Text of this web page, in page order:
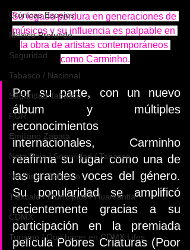
Crónicas Espejos
México Profundo
Seguridad
Tabasco / Nacional
Seguridad Tabasco
FGR
Emiliano Zapata
Nota Roja / Seguridad / Tabasco
`Análisis` `Tabasco`
Tlaxcala / Municipios / Huamantla
CDMX
Turismo / Qué hacer en CDMX Lifes
Su legado perdura en generaciones de
músicos y su influencia es palpable en
la obra de artistas contemporáneos
como Carminho.
Por su parte, con un nuevo
álbum y múltiples
reconocimientos
internacionales, Carminho
reafirma su lugar como una de
las grandes voces del género.
Su popularidad se amplificó
recientemente gracias a su
participación en la premiada
película Pobres Criaturas (Poor